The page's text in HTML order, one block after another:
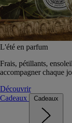
L'été en parfum
Frais, pétillants,
accompagner chaque
Découvrir
Cadeaux
Cadeaux